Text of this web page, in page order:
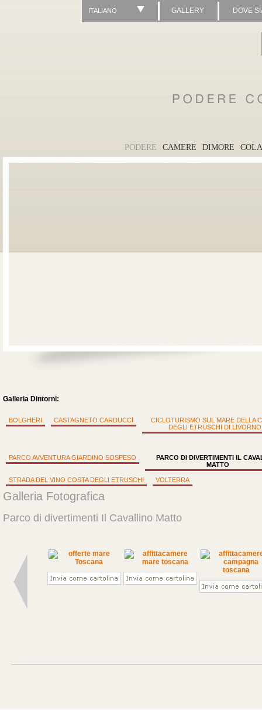
ITALIANO GALLERY DOVE
PODERE CAMERE DIMORE
Galleria Dintorni:
BOLGHERI CASTAGNETO CARDUCCI
CICLOTURISMO SUL MARE DELLA
DEGLI ETRUSCHI DI LIVORNO
PARCO AVVENTURA GIARDINO SOSPESO
PARCO DI DIVERTIMENTI IL
MATTO
STRADA DEL VINO COSTA DEGLI ETRUSCHI VOLTERRA
Galleria Fotografica
Parco di divertimenti Il Cavallino Matto